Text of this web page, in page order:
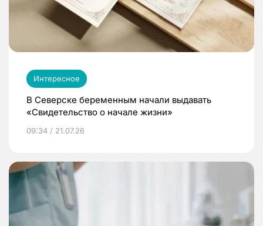
Интересное
В Северске беременным начали выдавать
«Свидетельство о начале жизни»
09:34 / 21.07.26